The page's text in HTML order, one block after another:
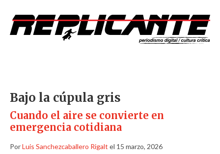
Bajo la cúpula gris
Cuando el aire se convierte en
emergencia cotidiana
PorLuis Sanchezcaballero Rigalt el 15 marzo, 2026